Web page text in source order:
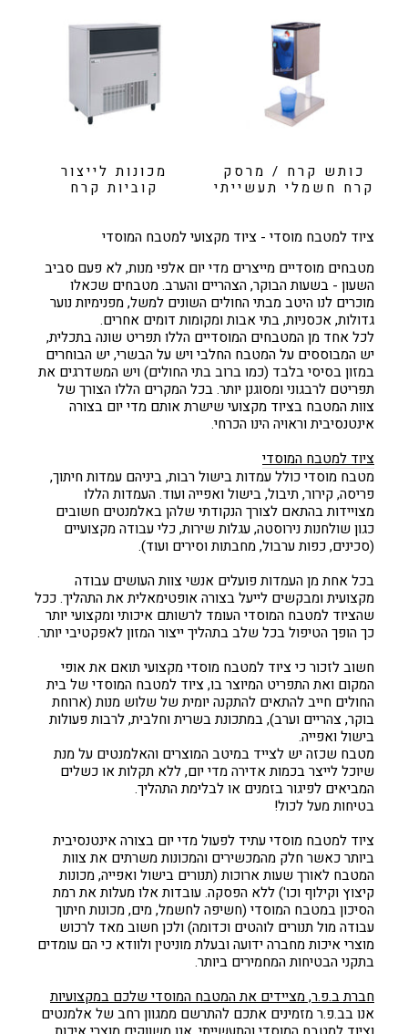
כותש קרח / מרסק
קרח חשמלי תעשייתי
מכונות לייצור
קוביות קרח
ציוד למטבח מוסדי - ציוד מקצועי למטבח המוסדי
מטבחים מוסדיים מייצרים מדי יום אלפי מנות, לא פעם סביב
השעון - בשעות הבוקר, הצהריים והערב. מטבחים שכאלו
מוכרים לנו היטב מבתי החולים השונים למשל, מפנימיות נוער
גדולות, אכסניות, בתי אבות ומקומות דומים אחרים.
לכל אחד מן המטבחים המוסדיים הללו תפריט שונה בתכלית,
יש המבוססים על המטבח החלבי ויש על הבשרי, יש הבוחרים
במזון בסיסי בלבד (כמו ברוב בתי החולים) ויש המשדרגים את
תפריטם לרבגוני ומסוגנן יותר. בכל המקרים הללו הצורך של
צוות המטבח בציוד מקצועי שישרת אותם מדי יום בצורה
אינטנסיבית וראויה הינו הכרחי.
ציוד למטבח המוסדי
מטבח מוסדי כולל עמדות בישול רבות, ביניהם עמדות חיתוך,
פריסה, קירור, תיבול, בישול ואפייה ועוד. העמדות הללו
מצויידות בהתאם לצורך הנקודתי שלהן באלמנטים חשובים
כגון שולחנות נירוסטה, עגלות שירות, כלי עבודה מקצועיים
(סכינים, כפות ערבול, מחבתות וסירים ועוד).
בכל אחת מן העמדות פועלים אנשי צוות העושים עבודה
מקצועית ומבקשים לייעל בצורה אופטימאלית את התהליך. ככל
שהציוד למטבח המוסדי העומד לרשותם איכותי ומקצועי יותר
כך הופך הטיפול בכל שלב בתהליך ייצור המזון לאפקטיבי יותר.
חשוב לזכור כי ציוד למטבח מוסדי מקצועי תואם את אופי
המקום ואת התפריט המיוצר בו, ציוד למטבח המוסדי של בית
החולים חייב להתאים להתקנה יומית של שלוש מנות (ארוחת
בוקר, צהריים וערב), במתכונת בשרית וחלבית, לרבות פעולות
בישול ואפייה.
מטבח שכזה יש לצייד במיטב המוצרים והאלמנטים על מנת
שיוכל לייצר בכמות אדירה מדי יום, ללא תקלות או כשלים
המביאים לפיגור בזמנים או לבלימת התהליך.
בטיחות מעל לכול!
ציוד למטבח מוסדי עתיד לפעול מדי יום בצורה אינטנסיבית
ביותר כאשר חלק מהמכשירים והמכונות משרתים את צוות
המטבח לאורך שעות ארוכות (תנורים בישול ואפייה, מכונות
קיצוץ וקילוף וכו') ללא הפסקה. עובדות אלו מעלות את רמת
הסיכון במטבח המוסדי (חשיפה לחשמל, מים, מכונות חיתוך
עבודה מול תנורים לוהטים וכדומה) ולכן חשוב מאד לרכוש
מוצרי איכות מחברה ידועה ובעלת מוניטין ולוודא כי הם עומדים
בתקני הבטיחות המחמירים ביותר.
חברת ב.פ.ר, מציידים את המטבח המוסדי שלכם במקצועיות
אנו בב.פ.ר מזמינים אתכם להתרשם ממגוון רחב של אלמנטים